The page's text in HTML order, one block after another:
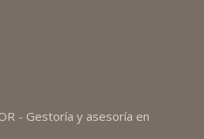
- Gestoría y asesoría en